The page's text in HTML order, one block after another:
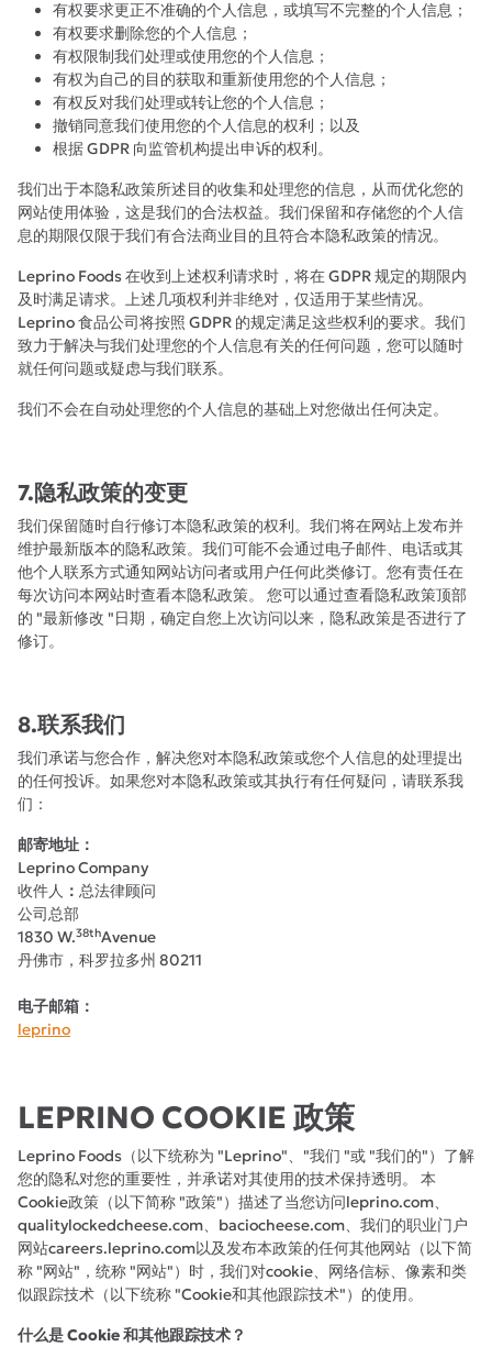
有权要求更正不准确的个人信息，或填写不完整的个人信息；
有权要求删除您的个人信息；
有权限制我们处理或使用您的个人信息；
有权为自己的目的获取和重新使用您的个人信息；
有权反对我们处理或转让您的个人信息；
撤销同意我们使用您的个人信息的权利；以及
根据 GDPR 向监管机构提出申诉的权利。
我们出于本隐私政策所述目的收集和处理您的信息，从而优化您的
网站使用体验，这是我们的合法权益。我们保留和存储您的个人信
息的期限仅限于我们有合法商业目的且符合本隐私政策的情况。
Leprino Foods 在收到上述权利请求时，将在 GDPR 规定的期限内
及时满足请求。上述几项权利并非绝对，仅适用于某些情况。
Leprino 食品公司将按照 GDPR 的规定满足这些权利的要求。我们
致力于解决与我们处理您的个人信息有关的任何问题，您可以随时
就任何问题或疑虑与我们联系。
我们不会在自动处理您的个人信息的基础上对您做出任何决定。
7.隐私政策的变更
我们保留随时自行修订本隐私政策的权利。我们将在网站上发布并
维护最新版本的隐私政策。我们可能不会通过电子邮件、电话或其
他个人联系方式通知网站访问者或用户任何此类修订。您有责任在
每次访问本网站时查看本隐私政策。 您可以通过查看隐私政策顶部
的 "最新修改 "日期，确定自您上次访问以来，隐私政策是否进行了
修订。
8.联系我们
我们承诺与您合作，解决您对本隐私政策或您个人信息的处理提出
的任何投诉。如果您对本隐私政策或其执行有任何疑问，请联系我
们：
邮寄地址：
Leprino Company
收件人 ： 总法律顾问
公司总部
1830 W.38thAvenue
丹佛市，科罗拉多州 80211
电子邮箱：
leprino
LEPRINO COOKIE 政策
Leprino Foods（以下统称为 "Leprino"、"我们 "或 "我们的"）了解
您的隐私对您的重要性，并承诺对其使用的技术保持透明。 本
Cookie政策（以下简称 "政策"）描述了当您访问leprino.com、
qualitylockedcheese.com、baciocheese.com、我们的职业门户
网站careers.leprino.com以及发布本政策的任何其他网站（以下简
称 "网站"，统称 "网站"）时，我们对cookie、网络信标、像素和类
似跟踪技术（以下统称 "Cookie和其他跟踪技术"）的使用。
什么是 Cookie 和其他跟踪技术？